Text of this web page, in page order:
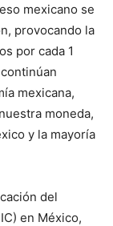
mexicano se
provocando la
por cada 1
mexicana,
moneda,
y la mayoría
del
en México,